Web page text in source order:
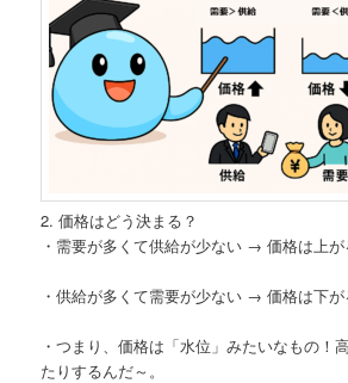
2. 価格はどう決まる？
・需要が多くて供給が少ない → 価格は上が
・供給が多くて需要が少ない → 価格は下が
・つまり、価格は「水位」みたいなもの！
たりするんだ～。